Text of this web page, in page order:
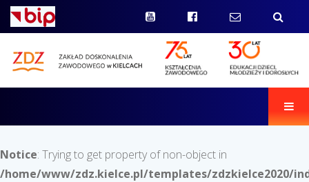
Notice: Trying to get property of non-object in
/home/www/zdz.kielce.pl/templates/zdzkielce2020/